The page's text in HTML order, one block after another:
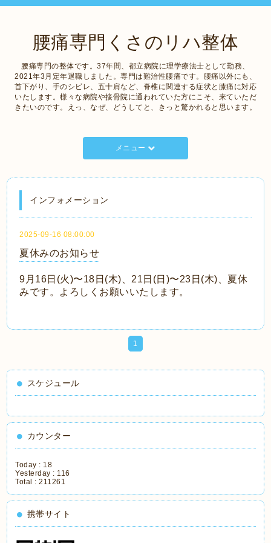
腰痛専門くさのリハ整体
腰痛専門の整体です。37年間、都立病院に理学療法士として勤務、
2021年3月定年退職しました。専門は難治性腰痛です。腰痛以外にも、
首下がり、手のシビレ、五十肩など、脊椎に関連する症状と膝痛に対応
いたします。様々な病院や接骨院に通われていた方にこそ、来ていただ
きたいのです。えっ、なぜ、どうしてと、きっと驚かれると思います。
メニュー
インフォメーション
2025-09-16 08:00:00
夏休みのお知らせ
9月16日(火)〜18日(木)、21日(日)〜23日(木)、夏休
みです。よろしくお願いいたします。
1
スケジュール
カウンター
Today : 18
Yesterday : 116
Total :211261
携帯サイト